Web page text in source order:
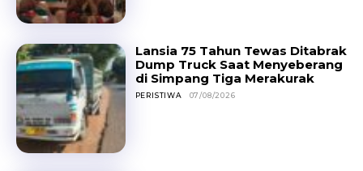
Lansia 75 Tahun Tewas Ditabrak
Dump Truck Saat Menyeberang
di Simpang Tiga Merakurak
PERISTIWA 07/08/2026